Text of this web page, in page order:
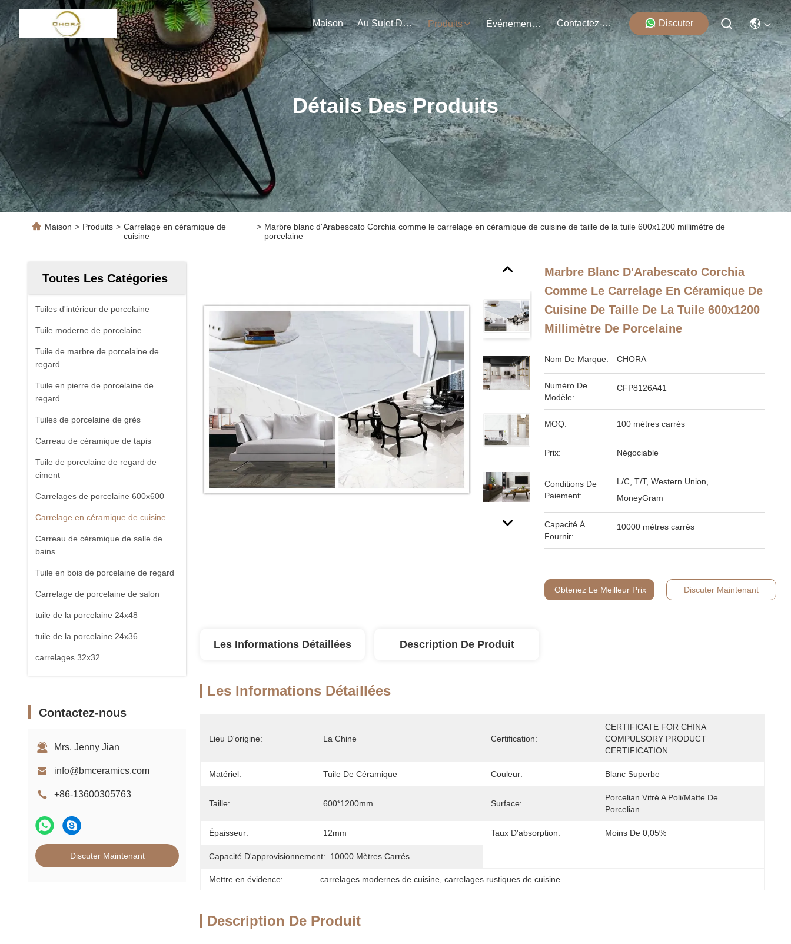
Maison Au Sujet De Nous Produits Événements Contactez-Nous Discuter
Détails Des Produits
Maison > Produits > Carrelage en céramique de
cuisine
> Marbre blanc d'Arabescato Corchia comme le carrelage en céramique de cuisine de taille de la tuile 600x1200 millimètre de
porcelaine
Toutes Les Catégories
Tuiles d'intérieur de porcelaine
Tuile moderne de porcelaine
Tuile de marbre de porcelaine de
regard
Tuile en pierre de porcelaine de
regard
Tuiles de porcelaine de grès
Carreau de céramique de tapis
Tuile de porcelaine de regard de
ciment
Carrelages de porcelaine 600x600
Carrelage en céramique de cuisine
Carreau de céramique de salle de
bains
Tuile en bois de porcelaine de regard
Carrelage de porcelaine de salon
tuile de la porcelaine 24x48
tuile de la porcelaine 24x36
carrelages 32x32
Carreau de dalle de porcelaine
Contactez-nous
Mrs. Jenny Jian
info@bmceramics.com
+86-13600305763
Discuter Maintenant
Marbre Blanc D'Arabescato Corchia
Comme Le Carrelage En Céramique De
Cuisine De Taille De La Tuile 600x1200
Millimètre De Porcelaine
Nom De Marque: CHORA
Numéro De
Modèle:
CFP8126A41
MOQ: 100 mètres carrés
Prix: Négociable
Conditions De
Paiement:
L/C, T/T, Western Union,
MoneyGram
Capacité À
Fournir:
10000 mètres carrés
Obtenez Le Meilleur Prix Discuter Maintenant
Les Informations Détaillées Description De Produit
Les Informations Détaillées
Lieu D'origine: La Chine Certification:
CERTIFICATE FOR CHINA
COMPULSORY PRODUCT
CERTIFICATION
Matériel: Tuile De Céramique Couleur: Blanc Superbe
Taille: 600*1200mm Surface:
Porcelian Vitré A Poli/matte De
Porcelian
Épaisseur: 12mm Taux D'absorption: Moins De 0,05%
Capacité D'approvisionnement: 10000 Mètres Carrés
Mettre en évidence: carrelages modernes de cuisine, carrelages rustiques de cuisine
Description De Produit